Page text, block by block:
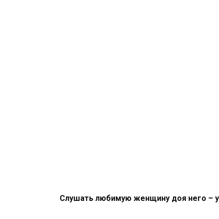
Слушать любимую женщину доя него –